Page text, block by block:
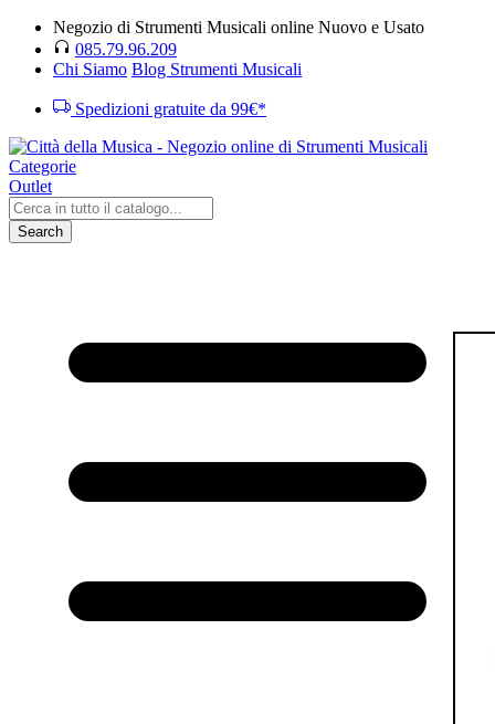
Negozio di Strumenti Musicali online Nuovo e Usato
085.79.96.209
Chi Siamo Blog Strumenti Musicali
Spedizioni gratuite da 99€*
Categorie
Outlet
Search